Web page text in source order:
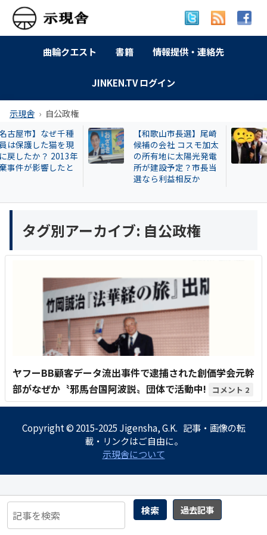
曲輪クエスト 書籍 情報提供・連絡先
JINKEN.TV ログイン
示現舎 自公政権
種
現
年
と
【和歌山市長選】尾崎
候補の会社 コスモ加太
の所有地に太陽光発電
所が建設予定？市長当
選なら利益相反か
【告発スク
興毅氏も被
い牛肉投資
片桐章浩和
検索 過去記事
タグ別アーカイブ: 自公政権
ヤフーBB顧客データ流出事件で逮捕された創価学会元幹
部がなぜか〝邪馬台国阿波説〟団体で活動中!
2
Copyright © 2015-2025 Jigensha, G.K. 記事・画像の転
載・リンクはご自由に。
示現舎について